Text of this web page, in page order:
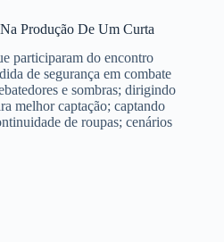
Produção De Um Curta
participaram do encontro
de segurança em combate
e sombras; dirigindo
melhor captação; captando
de roupas; cenários